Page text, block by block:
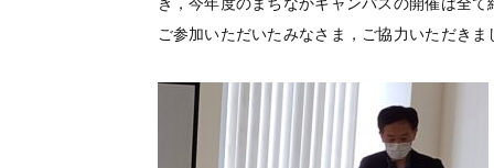
ご参加いただいたみなさま，ご協力いただき